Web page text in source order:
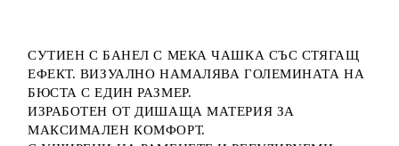
СУТИЕН С БАНЕЛ С МЕКА ЧАШКА СЪС СТЯГАЩ
ЕФЕКТ. ВИЗУАЛНО НАМАЛЯВА ГОЛЕМИНАТА НА
БЮСТА С ЕДИН РАЗМЕР.
ИЗРАБОТЕН ОТ ДИШАЩА МАТЕРИЯ ЗА
МАКСИМАЛЕН КОМФОРТ.